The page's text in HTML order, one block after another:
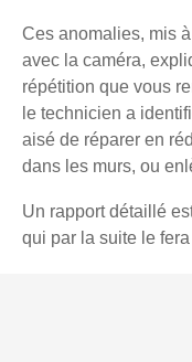
Ces anomalies, mis
avec la caméra,
répétition que vous
le technicien a
aisé de réparer en
dans les murs, ou
Un rapport détaillé
qui par la suite le